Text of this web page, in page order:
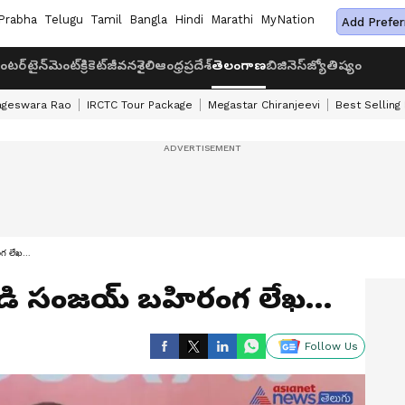
Telugu Tamil Bangla Hindi Marathi MyNation Add
క్రికెట్జీవనశైలిఆంధ్రప్రదేశ్తెలంగాణబిజినెస్జ్యోతిష్యం
Rao IRCTC Tour Package Megastar Chiranjeevi Best Selling
లేఖ…
సంజయ్ బహిరంగ లేఖ…
Follow Us